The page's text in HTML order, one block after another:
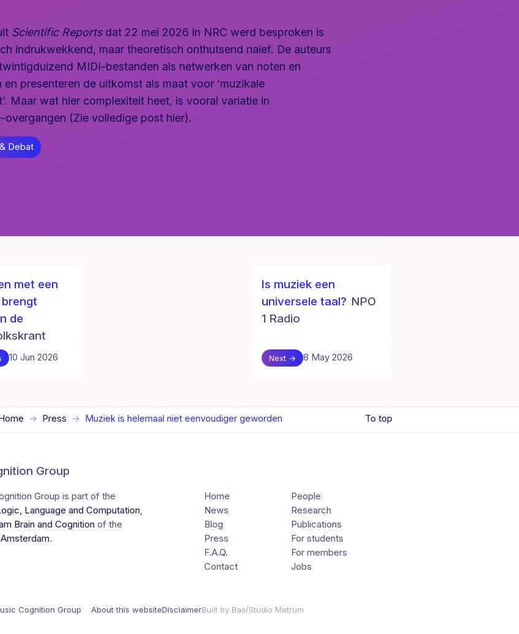
Scientific Reportsdat 22 mei 2026 in NRC werd besproken is
indrukwekkend, maar theoretisch onthutsend naïef. De auteurs
MIDI-bestanden als netwerken van noten en
en presenteren de uitkomst als maat voor ‘muzikale
Maar wat hier complexiteit heet, is vooral variatie in
overgangen (Zie volledige post hier).
Debat
met een
de
10 Jun 2026
Is muziek een
universele taal? NPO
1 Radio
Next → 8 May 2026
Press Muziek is helemaal niet eenvoudiger geworden To top
Group
Group is part of the
Language and Computation,
Brain and Cognition of the
.
Home
News
Blog
Press
F.A.Q.
Contact
People
Research
Publications
For students
For members
Jobs
Cognition Group About this websiteDisclaimerBuilt by Bas/Studio Metrum